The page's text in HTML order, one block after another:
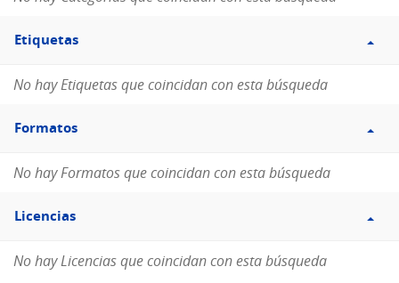
Filtro
Etiquetas
Etiquetas
No hay Etiquetas que coincidan con esta búsqueda
Filtro
Formatos
Formatos
No hay Formatos que coincidan con esta búsqueda
Filtro
Licencias
Licencias
No hay Licencias que coincidan con esta búsqueda